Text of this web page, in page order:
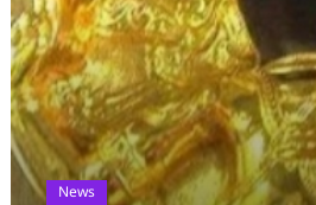
News